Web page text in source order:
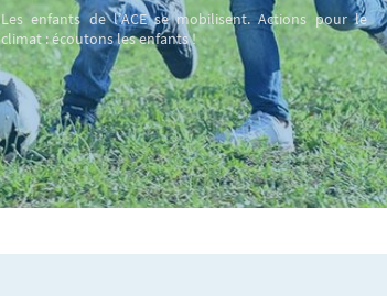
Les enfants de l’ACE se mobilisent. Actions pour le
climat : écoutons les enfants !